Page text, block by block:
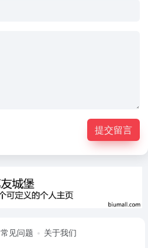
提交留言
常见问题 关于我们